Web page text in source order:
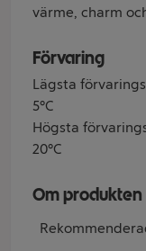
värme, charm
Förvaring
Lägsta
5°C
Högsta
20°C
Om produkten